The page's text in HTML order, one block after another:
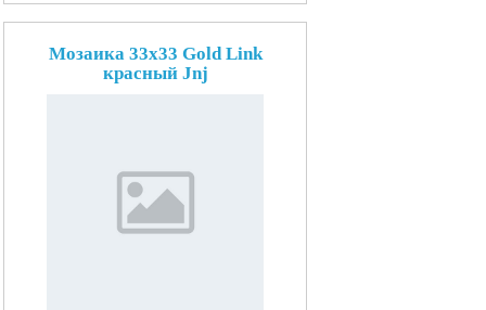
Мозаика 33x33 Gold Link
красный Jnj